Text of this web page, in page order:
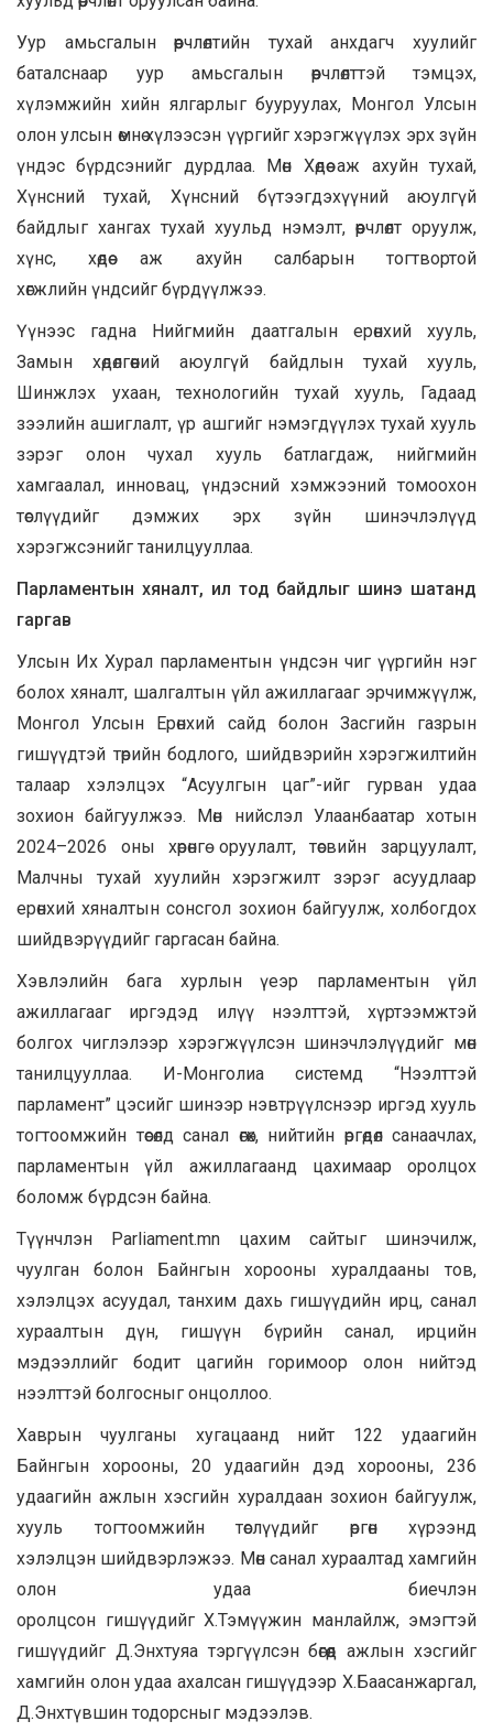
Уур амьсгалын өөрчлөлтийн тухай анхдагч хуулийг
баталснаар уур амьсгалын өөрчлөлттэй тэмцэх,
хүлэмжийн хийн ялгарлыг бууруулах, Монгол Улсын
олон улсын өмнө хүлээсэн үүргийг хэрэгжүүлэх эрх зүйн
үндэс бүрдсэнийг дурдлаа. Мөн Хөдөө аж ахуйн тухай,
Хүнсний тухай, Хүнсний бүтээгдэхүүний аюулгүй
байдлыг хангах тухай хуульд нэмэлт, өөрчлөлт оруулж,
хүнс, хөдөө аж ахуйн салбарын тогтвортой
хөгжлийн үндсийг бүрдүүлжээ.
Үүнээс гадна Нийгмийн даатгалын ерөнхий хууль,
Замын хөдөлгөөний аюулгүй байдлын тухай хууль,
Шинжлэх ухаан, технологийн тухай хууль, Гадаад
зээлийн ашиглалт, үр ашгийг нэмэгдүүлэх тухай хууль
зэрэг олон чухал хууль батлагдаж, нийгмийн
хамгаалал, инновац, үндэсний хэмжээний томоохон
төслүүдийг дэмжих эрх зүйн шинэчлэлүүд
хэрэгжсэнийг танилцууллаа.
Парламентын хяналт, ил тод байдлыг шинэ шатанд
гаргав
Улсын Их Хурал парламентын үндсэн чиг үүргийн нэг
болох хяналт, шалгалтын үйл ажиллагааг эрчимжүүлж,
Монгол Улсын Ерөнхий сайд болон Засгийн газрын
гишүүдтэй төрийн бодлого, шийдвэрийн хэрэгжилтийн
талаар хэлэлцэх “Асуулгын цаг”-ийг гурван удаа
зохион байгуулжээ. Мөн нийслэл Улаанбаатар хотын
2024–2026 оны хөрөнгө оруулалт, төсвийн зарцуулалт,
Малчны тухай хуулийн хэрэгжилт зэрэг асуудлаар
ерөнхий хяналтын сонсгол зохион байгуулж, холбогдох
шийдвэрүүдийг гаргасан байна.
Хэвлэлийн бага хурлын үеэр парламентын үйл
ажиллагааг иргэдэд илүү нээлттэй, хүртээмжтэй
болгох чиглэлээр хэрэгжүүлсэн шинэчлэлүүдийг мөн
танилцууллаа. И-Монголиа системд “Нээлттэй
парламент” цэсийг шинээр нэвтрүүлснээр иргэд хууль
тогтоомжийн төсөлд санал өгөх, нийтийн өргөдөл санаачлах,
парламентын үйл ажиллагаанд цахимаар оролцох
боломж бүрдсэн байна.
Түүнчлэн Parliament.mn цахим сайтыг шинэчилж,
чуулган болон Байнгын хорооны хуралдааны тов,
хэлэлцэх асуудал, танхим дахь гишүүдийн ирц, санал
хураалтын дүн, гишүүн бүрийн санал, ирцийн
мэдээллийг бодит цагийн горимоор олон нийтэд
нээлттэй болгосныг онцоллоо.
Хаврын чуулганы хугацаанд нийт 122 удаагийн
Байнгын хорооны, 20 удаагийн дэд хорооны, 236
удаагийн ажлын хэсгийн хуралдаан зохион байгуулж,
хууль тогтоомжийн төслүүдийг өргөн хүрээнд
хэлэлцэн шийдвэрлэжээ. Мөн санал хураалтад хамгийн
олон удаа биечлэн
оролцсон гишүүдийг Х.Тэмүүжин манлайлж, эмэгтэй
гишүүдийг Д.Энхтуяа тэргүүлсэн бөгөөд ажлын хэсгийг
хамгийн олон удаа ахалсан гишүүдээр Х.Баасанжаргал,
Д.Энхтүвшин тодорсныг мэдээлэв.